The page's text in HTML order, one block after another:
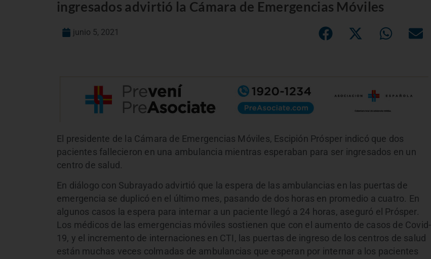
ingresados advirtió la Cámara de Emergencias Móviles
junio 5, 2021
El presidente de la Cámara de Emergencias Móviles, Escipión Prósper indicó que dos
pacientes fallecieron en una ambulancia mientras esperaban para ser ingresados en un
centro de salud.
En diálogo con Subrayado advirtió que la espera de las ambulancias en las puertas de
emergencia se duplicó en el último mes, pasando de dos horas en promedio a cuatro. En
algunos casos la espera para internar a un paciente llegó a 24 horas, aseguró el Prósper.
Los médicos de las emergencias móviles sostienen que con el aumento de casos de Covid-
19, y el incremento de internaciones en CTI, las puertas de ingreso de los centros de salud
están muchas veces colmadas de ambulancias que esperan por internar a los pacientes